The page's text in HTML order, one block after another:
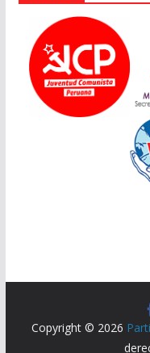
Copyright © 2026